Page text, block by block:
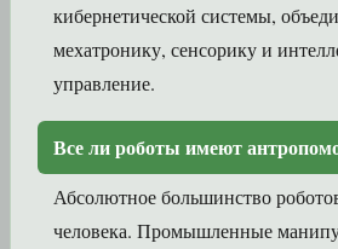
кибернетической системы,
мехатронику, сенсорику и
управление.
Все ли роботы имеют
Абсолютное большинство
человека. Промышленные